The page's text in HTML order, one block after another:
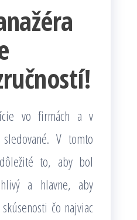
vo firmách a v
V tomto
to, aby bol
a hlavne, aby
čo najviac